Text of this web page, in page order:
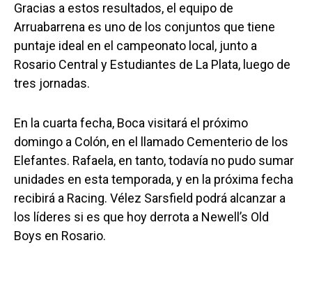
Gracias a estos resultados, el equipo de
Arruabarrena es uno de los conjuntos que tiene
puntaje ideal en el campeonato local, junto a
Rosario Central y Estudiantes de La Plata, luego de
tres jornadas.
En la cuarta fecha, Boca visitará el próximo
domingo a Colón, en el llamado Cementerio de los
Elefantes. Rafaela, en tanto, todavía no pudo sumar
unidades en esta temporada, y en la próxima fecha
recibirá a Racing. Vélez Sarsfield podrá alcanzar a
los líderes si es que hoy derrota a Newell’s Old
Boys en Rosario.